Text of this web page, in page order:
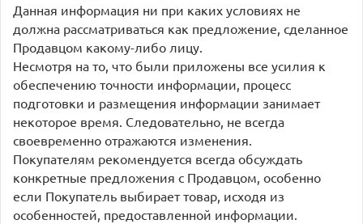
Данная информация ни при каких условиях не
должна рассматриваться как предложение, сделанное
Продавцом какому-либо лицу.
Несмотря на то, что были приложены все усилия к
обеспечению точности информации, процесс
подготовки и размещения информации занимает
некоторое время. Следовательно, не всегда
своевременно отражаются изменения.
Покупателям рекомендуется всегда обсуждать
конкретные предложения с Продавцом, особенно
если Покупатель выбирает товар, исходя из
особенностей, предоставленной информации.